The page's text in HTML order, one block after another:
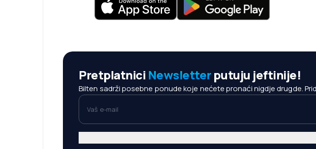
Pretplatnici Newsletterputuju jeftinije!
Bilten sadrži posebne ponude koje nećete pronaći nigdje drugde.
Vaš e-mail